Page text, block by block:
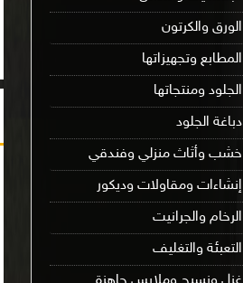
الورق والكرتون
المطابع وتجهيزاتها
الجلود ومنتجاتها
دباغة الجلود
خشب وأثاث منزلي وفندقي
إنشاءات ومقاولات وديكور
الرخام والجرانيت
التعبئة والتغليف